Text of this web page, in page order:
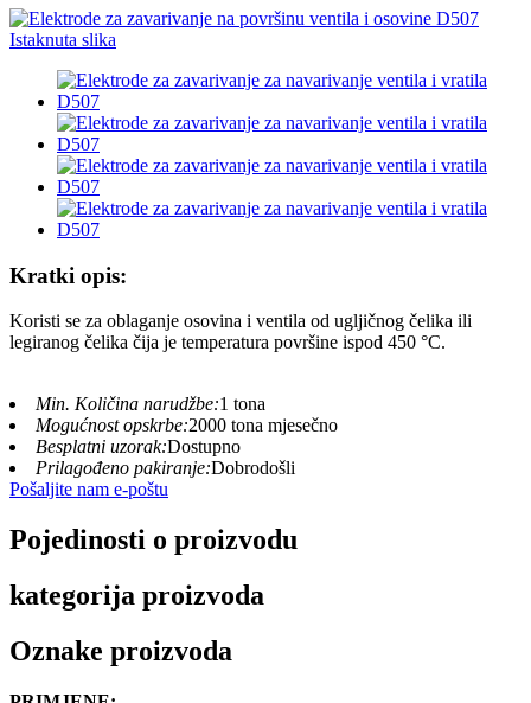
Kratki opis:
Koristi se za oblaganje osovina i ventila od ugljičnog čelika ili
legiranog čelika čija je temperatura površine ispod 450 °C.
Min. Količina narudžbe:1 tona
Mogućnost opskrbe:2000 tona mjesečno
Besplatni uzorak:Dostupno
Prilagođeno pakiranje:Dobrodošli
Pošaljite nam e-poštu
Pojedinosti o proizvodu
kategorija proizvoda
Oznake proizvoda